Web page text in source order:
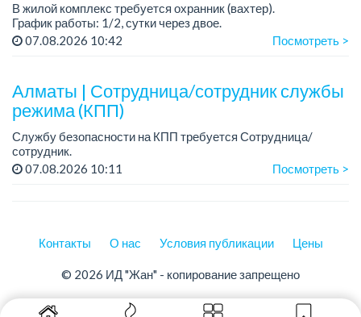
В жилой комплекс требуется охранник (вахтер).
График работы: 1/2, сутки через двое.
Требования: без вредных привычек. ...
07.08.2026 10:42 Посмотреть >
Алматы | Сотрудница/сотрудник службы
режима (КПП)
Службу безопасности на КПП требуется Сотрудница/
сотрудник.
07.08.2026 10:11 Посмотреть >
Контакты О нас Условия публикации Цены
© 2026 ИД "Жан" - копирование запрещено